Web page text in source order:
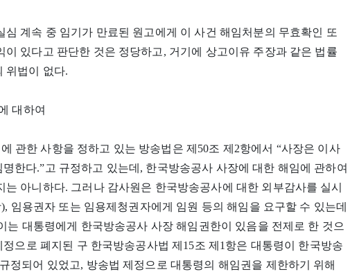
심 계속 중 임기가 만료된 원고에게 이 사건 해임처분의 무효확인 또
이 있다고 판단한 것은 정당하고, 거기에 상고이유 주장과 같은 법률
위법이 없다.
대하여
관한 사항을 정하고 있는 방송법은 제50조 제2항에서 “사장은 이사
한다.”고 규정하고 있는데, 한국방송공사 사장에 대한 해임에 관하여
는 아니하다. 그러나 감사원은 한국방송공사에 대한 외부감사를 실시
임용권자 또는 임용제청권자에게 임원 등의 해임을 요구할 수 있는데
는 대통령에게 한국방송공사 사장 해임권한이 있음을 전제로 한 것으
정으로 폐지된 구 한국방송공사법 제15조 제1항은 대통령이 한국방송
정되어 있었고, 방송법 제정으로 대통령의 해임권을 제한하기 위해